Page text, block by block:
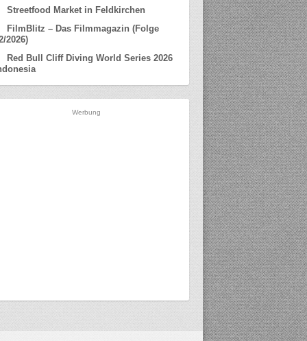
Streetfood Market in Feldkirchen
FilmBlitz – Das Filmmagazin (Folge
2026)
Red Bull Cliff Diving World Series 2026
Werbung